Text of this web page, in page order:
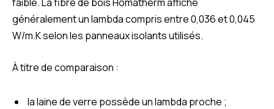
généralement un lambda compris entre 0,036 et 0,045
W/m.K selon les panneaux isolants utilisés.
À titre de comparaison :
la laine de verre possède un lambda proche ;